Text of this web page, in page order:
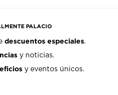
PALACIO
descuentos especiales.
y noticias.
y eventos únicos.